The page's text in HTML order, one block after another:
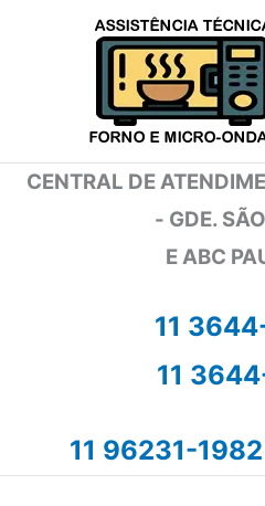
CENTRAL DE
- GDE.
E ABC
11
11
11 96231-